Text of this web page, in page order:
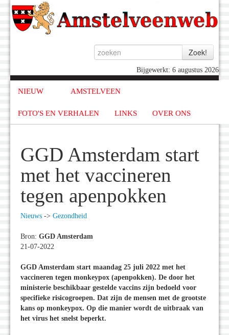
Bijgewerkt: 6 augustus 2026
NIEUW AMSTELVEEN
FOTO'S EN VERHALEN LINKS OVER ONS
GGD Amsterdam start
met het vaccineren
tegen apenpokken
Nieuws -> Gezondheid
Bron: GGD Amsterdam
21-07-2022
GGD Amsterdam start maandag 25 juli 2022 met het
vaccineren tegen monkeypox (apenpokken). De door het
ministerie beschikbaar gestelde vaccins zijn bedoeld voor
specifieke risicogroepen. Dat zijn de mensen met de grootste
kans op monkeypox. Op die manier wordt de uitbraak van
het virus het snelst beperkt.